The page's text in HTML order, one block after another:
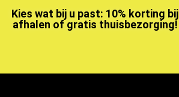
Kies wat bij u past: 10% korting bij
afhalen of gratis thuisbezorging!